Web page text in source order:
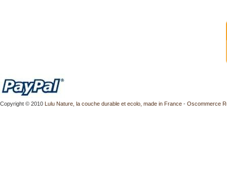
Copyright © 2010 Lulu Nature, la couche durable et ecolo, made in France - Oscommerce